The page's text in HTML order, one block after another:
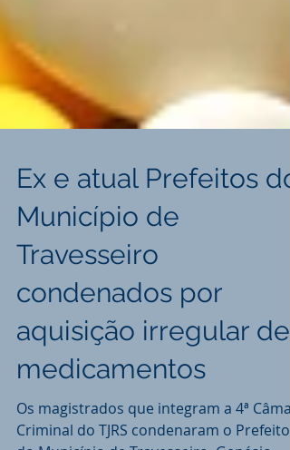
Ex e atual Prefeitos do
Município de
Travesseiro
aquisição irregular de